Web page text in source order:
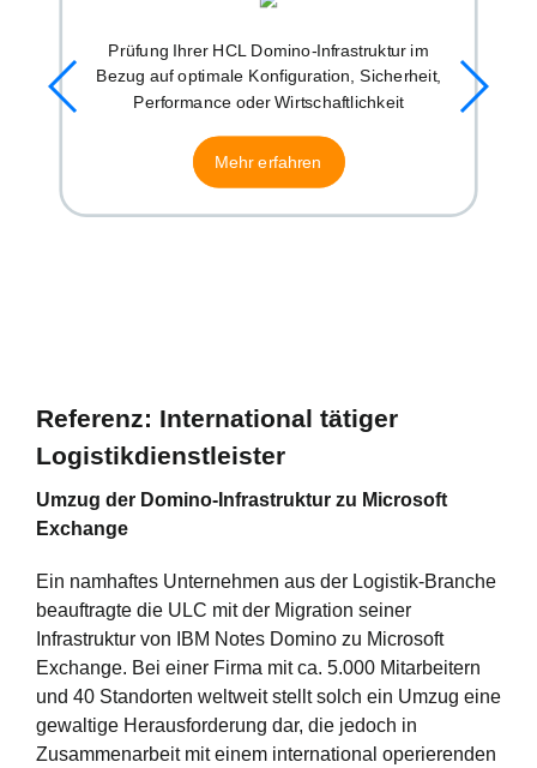
Prüfung Ihrer HCL Domino-Infrastruktur im
Bezug auf optimale Konfiguration, Sicherheit,
Performance oder Wirtschaftlichkeit
Mehr erfahren
Referenz: International tätiger
Logistikdienstleister
Umzug der Domino-Infrastruktur zu Microsoft
Exchange
Ein namhaftes Unternehmen aus der Logistik-Branche
beauftragte die ULC mit der Migration seiner
Infrastruktur von IBM Notes Domino zu Microsoft
Exchange. Bei einer Firma mit ca. 5.000 Mitarbeitern
und 40 Standorten weltweit stellt solch ein Umzug eine
gewaltige Herausforderung dar, die jedoch in
Zusammenarbeit mit einem international operierenden